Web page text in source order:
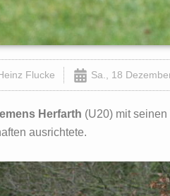
Flucke Sa., 18
Herfarth (U20) mit
ausrichtete.